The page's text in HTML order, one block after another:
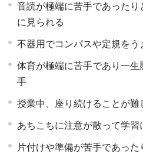
音読が極端に苦手であった
に見られる
不器用でコンパスや定規をう
体育が極端に苦手であり一
手
授業中、座り続けることが難
あちこちに注意が散って学
片付けや準備が苦手であっ